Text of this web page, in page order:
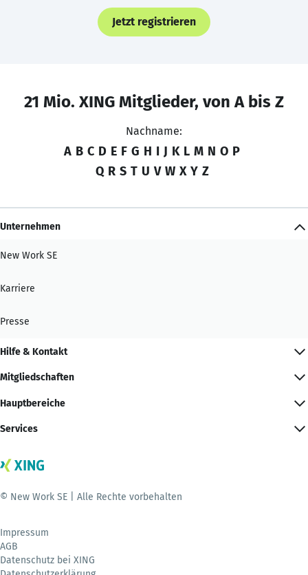
Jetzt registrieren
21 Mio. XING Mitglieder, von A bis Z
Nachname:
A B C D E F G H I J K L M N O P
Q R S T U V W X Y Z
Unternehmen
New Work SE
Karriere
Presse
Hilfe & Kontakt
Mitgliedschaften
Hauptbereiche
Services
© New Work SE | Alle Rechte vorbehalten
Impressum
AGB
Datenschutz bei XING